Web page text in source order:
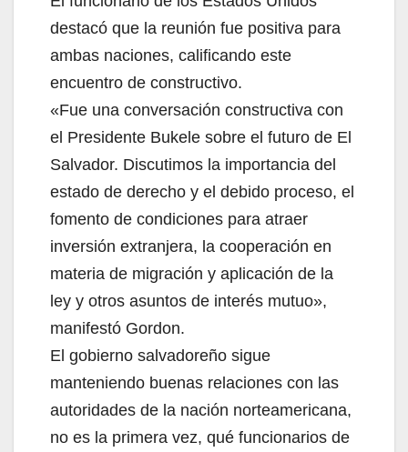
destacó que la reunión fue positiva para
ambas naciones, calificando este
encuentro de constructivo.
«Fue una conversación constructiva con
el Presidente Bukele sobre el futuro de El
Salvador. Discutimos la importancia del
estado de derecho y el debido proceso, el
fomento de condiciones para atraer
inversión extranjera, la cooperación en
materia de migración y aplicación de la
ley y otros asuntos de interés mutuo»,
manifestó Gordon.
El gobierno salvadoreño sigue
manteniendo buenas relaciones con las
autoridades de la nación norteamericana,
no es la primera vez, qué funcionarios de